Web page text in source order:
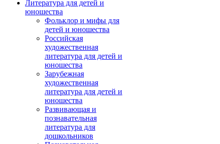
Литература для детей и
юношества
Фольклор и мифы для
детей и юношества
Российская
художественная
литература для детей и
юношества
Зарубежная
художественная
литература для детей и
юношества
Развивающая и
познавательная
литература для
дошкольников